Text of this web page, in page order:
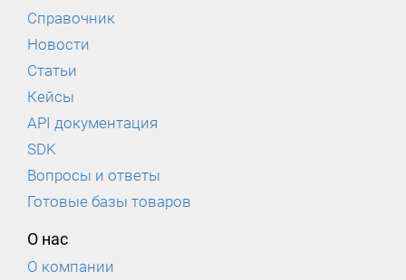
Справочник
Новости
Статьи
Кейсы
API документация
SDK
Вопросы и ответы
Готовые базы товаров
О нас
О компании